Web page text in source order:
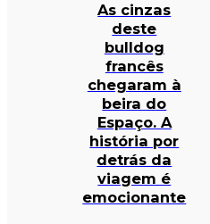
As cinzas
deste
bulldog
francês
chegaram à
beira do
Espaço. A
história por
detrás da
viagem é
emocionante